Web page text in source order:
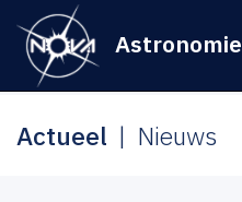
Astronomie
Actueel Nieuws